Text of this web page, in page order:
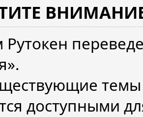
доступными